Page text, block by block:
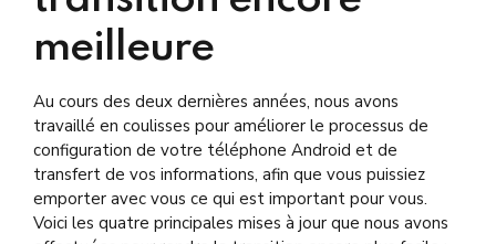
meilleure
Au cours des deux dernières années, nous avons
travaillé en coulisses pour améliorer le processus de
configuration de votre téléphone Android et de
transfert de vos informations, afin que vous puissiez
emporter avec vous ce qui est important pour vous.
Voici les quatre principales mises à jour que nous avons